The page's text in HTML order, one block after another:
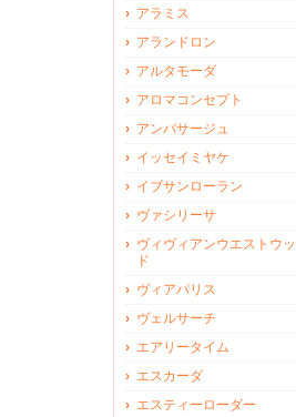
アラミス
アランドロン
アルタモーダ
アロマコンセプト
アンパサージュ
イッセイミヤケ
イブサンローラン
ヴァシリーサ
ヴィヴィアンウエストウッ
ド
ヴィアパリス
ヴェルサーチ
エアリータイム
エスカーダ
エスティーローダー